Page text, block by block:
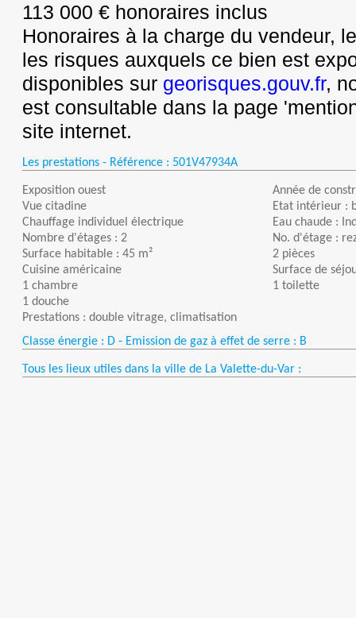
113 000 € honoraires inclus
Honoraires à la charge du vendeur,
les risques auxquels ce bien est
disponibles sur georisques.gouv.fr,
est consultable dans la page
site internet.
Les prestations - Référence : 501V47934A
Exposition ouest
Année de
Vue citadine
Etat intérieur :
Chauffage individuel électrique
Eau chaude :
Nombre d'étages : 2
No. d'étage :
Surface habitable : 45 m²
2 pièces
Cuisine américaine
Surface de
1 chambre
1 toilette
1 douche
Prestations : double vitrage, climatisation
Classe énergie : D - Emission de gaz à effet de serre : B
Tous les lieux utiles dans la ville de La Valette-du-Var :